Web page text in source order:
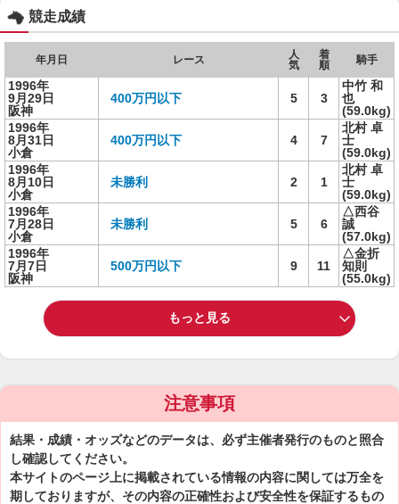
競走成績
年月日 レース
人
気
着
順
騎手
1996年
9月29日
阪神
400万円以下 5 3
中竹 和
也
(59.0kg)
1996年
8月31日
小倉
400万円以下 4 7
北村 卓
士
(59.0kg)
1996年
8月10日
小倉
未勝利 2 1
北村 卓
士
(59.0kg)
1996年
7月28日
小倉
未勝利 5 6
△西谷
誠
(57.0kg)
1996年
7月7日
阪神
500万円以下 9 11
△金折
知則
(55.0kg)
もっと見る
注意事項
結果・成績・オッズなどのデータは、必ず主催者発行のものと照合
し確認してください。
本サイトのページ上に掲載されている情報の内容に関しては万全を
期しておりますが、その内容の正確性および安全性を保証するもの